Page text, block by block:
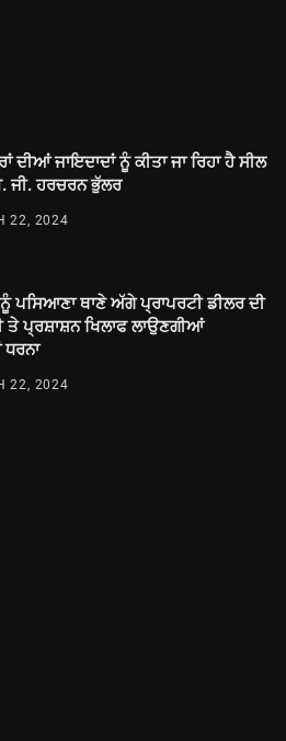
ਦੀਆਂ ਜਾਇਦਾਦਾਂ ਨੂੰ ਕੀਤਾ ਜਾ ਰਿਹਾ ਹੈ ਸੀਲ
ਜੀ. ਹਰਚਰਨ ਭੁੱਲਰ
22, 2024
ਪਸਿਆਣਾ ਥਾਣੇ ਅੱਗੇ ਪ੍ਰਾਪਰਟੀ ਡੀਲਰ ਦੀ
ਤੇ ਪ੍ਰਸ਼ਾਸ਼ਨ ਖਿਲਾਫ ਲਾਉਣਗੀਆਂ
22, 2024